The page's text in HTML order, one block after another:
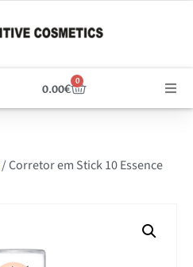
0.00€
0
/ Corretor em Stick 10 Essence